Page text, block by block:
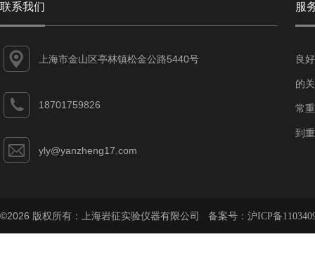
联系我们
上海市金山区亭林镇松金公路5440号
18701759826
yly@yanzheng17.com
服
良
的
常
到
©2026 版权所有：上海岩征实验仪器有限公司 备案号： 沪ICP备